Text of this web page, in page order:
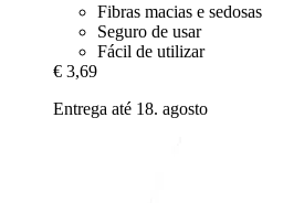
Fibras macias e sedosas
Seguro de usar
Fácil de utilizar
€ 3,69
Entrega até 18. agosto